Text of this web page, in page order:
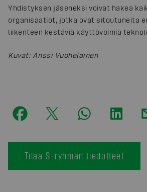
Yhdistyksen jäseneksi voivat hakea
organisaatiot, jotka ovat sitoutuneita
liikenteen kestäviä käyttövoimia
Kuvat: Anssi Vuohelainen
Tilaa S-ryhmän tiedotteet